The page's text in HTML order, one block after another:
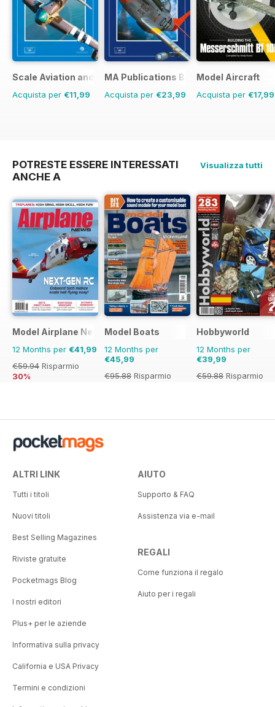
Scale Aviation and Military Modeller International (A)
Acquista per €11,99
MA Publications Bookstore
Acquista per €23,99
Model Aircraft
Acquista per €17,99
POTRESTE ESSERE INTERESSATI
ANCHE A
Visualizza tutti
Model Airplane News
12 Months per €41,99
€59.94 Risparmio
30%
Model Boats
12 Months per
€45,99
€95.88 Risparmio
Hobbyworld
12 Months per
€39,99
€59.88 Risparmio
ALTRI LINK
Tutti i titoli
Nuovi titoli
Best Selling Magazines
Riviste gratuite
Pocketmags Blog
I nostri editori
Plus+ per le aziende
Informativa sulla privacy
California e USA Privacy
Termini e condizioni
AIUTO
Supporto & FAQ
Assistenza via e-mail
REGALI
Come funziona il regalo
Aiuto per i regali